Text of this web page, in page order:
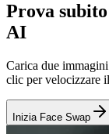
Prova
AI
Carica due
clic per velocizzare
Inizia Face Swap